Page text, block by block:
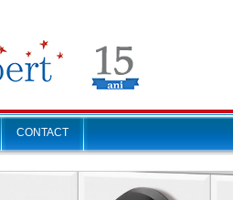
CONTACT